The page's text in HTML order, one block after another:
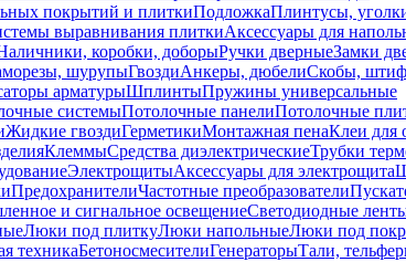
покрытий и плиткиПодложкаПлинтусы,
выравнивания плиткиАксессуары для
коробки, доборыРучки дверныеЗамки
шурупыГвоздиАнкеры, дюбелиСкобы,
арматурыШплинтыПружины универсальные
системыПотолочные панелиПотолочные
Жидкие гвоздиГерметикиМонтажная пенаКлеи для
КлеммыСредства диэлектрическиеТрубки
ЭлектрощитыАксессуары для электрощита
ПредохранителиЧастотные преобразователи
и сигнальное освещениеСветодиодные
Люки под плиткуЛюки напольныеЛюки под
техникаБетоносмесителиГенераторыТали,